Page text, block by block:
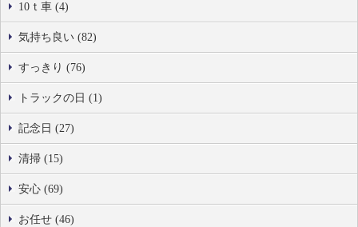
10ｔ車 (4)
気持ち良い (82)
すっきり (76)
トラックの日 (1)
記念日 (27)
清掃 (15)
安心 (69)
お任せ (46)